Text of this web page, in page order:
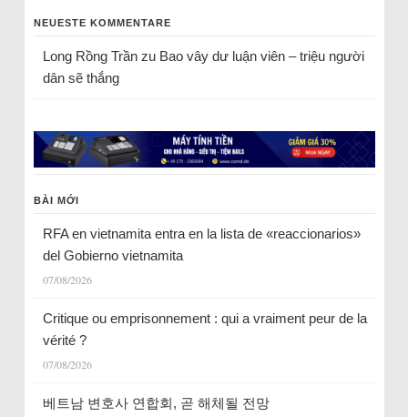
NEUESTE KOMMENTARE
Long Rồng Trầnzu Bao vây dư luận viên – triệu người
dân sẽ thắng
BÀI MỚI
RFA en vietnamita entra en la lista de «reaccionarios»
del Gobierno vietnamita
07/08/2026
Critique ou emprisonnement : qui a vraiment peur de la
vérité ?
07/08/2026
베트남 변호사 연합회, 곧 해체될 전망